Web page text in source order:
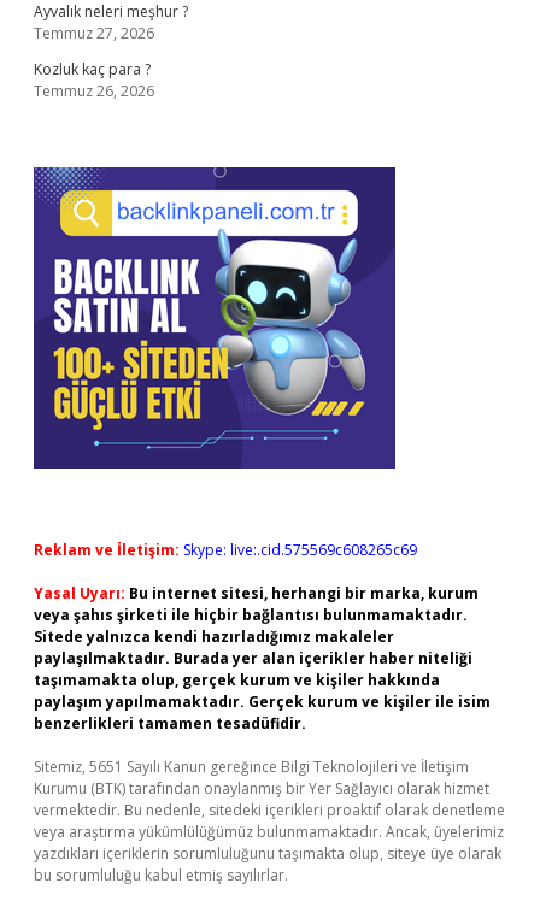
Ayvalık neleri meşhur ?
Temmuz 27, 2026
Kozluk kaç para ?
Temmuz 26, 2026
Reklam ve İletişim: Skype: live:.cid.575569c608265c69
Yasal Uyarı: Bu internet sitesi, herhangi bir marka, kurum
veya şahıs şirketi ile hiçbir bağlantısı bulunmamaktadır.
Sitede yalnızca kendi hazırladığımız makaleler
paylaşılmaktadır. Burada yer alan içerikler haber niteliği
taşımamakta olup, gerçek kurum ve kişiler hakkında
paylaşım yapılmamaktadır. Gerçek kurum ve kişiler ile isim
benzerlikleri tamamen tesadüfidir.
Sitemiz, 5651 Sayılı Kanun gereğince Bilgi Teknolojileri ve İletişim
Kurumu (BTK) tarafından onaylanmış bir Yer Sağlayıcı olarak hizmet
vermektedir. Bu nedenle, sitedeki içerikleri proaktif olarak denetleme
veya araştırma yükümlülüğümüz bulunmamaktadır. Ancak, üyelerimiz
yazdıkları içeriklerin sorumluluğunu taşımakta olup, siteye üye olarak
bu sorumluluğu kabul etmiş sayılırlar.